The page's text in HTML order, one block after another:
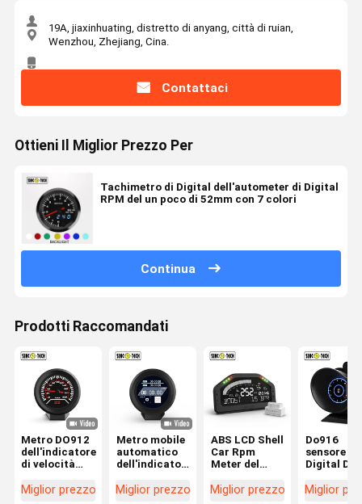
19A, jiaxinhuating, distretto di anyang, città di ruian,
Wenzhou, Zhejiang, Cina.
Contattaci
Ottieni Il Miglior Prezzo Per
Tachimetro di Digital dell'autometer di Digital
RPM del un poco di 52mm con 7 colori
Continua
Prodotti Raccomandati
Metro DO912
dell'indicatore
di velocità
del calibro
Miglior prezzo
Metro mobile
automatico
dell'indicatore
dell'automobile
Miglior prezzo
ABS LCD Shell
Car Rpm
Meter del
di
Miglior prezzo
Do916
sensore Kit
Digital
Miglior